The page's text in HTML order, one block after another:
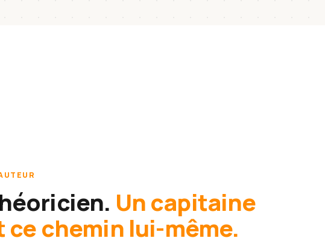
Un capitaine
ce chemin lui-même.